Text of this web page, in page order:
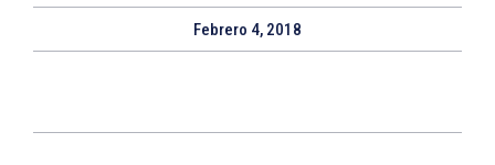
Febrero 4, 2018